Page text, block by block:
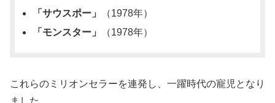
「サウスポー」
（1978年）
「モンスター」
（1978年）
これらのミリオンセラーを連発し、一躍時代の寵児となり
ました。